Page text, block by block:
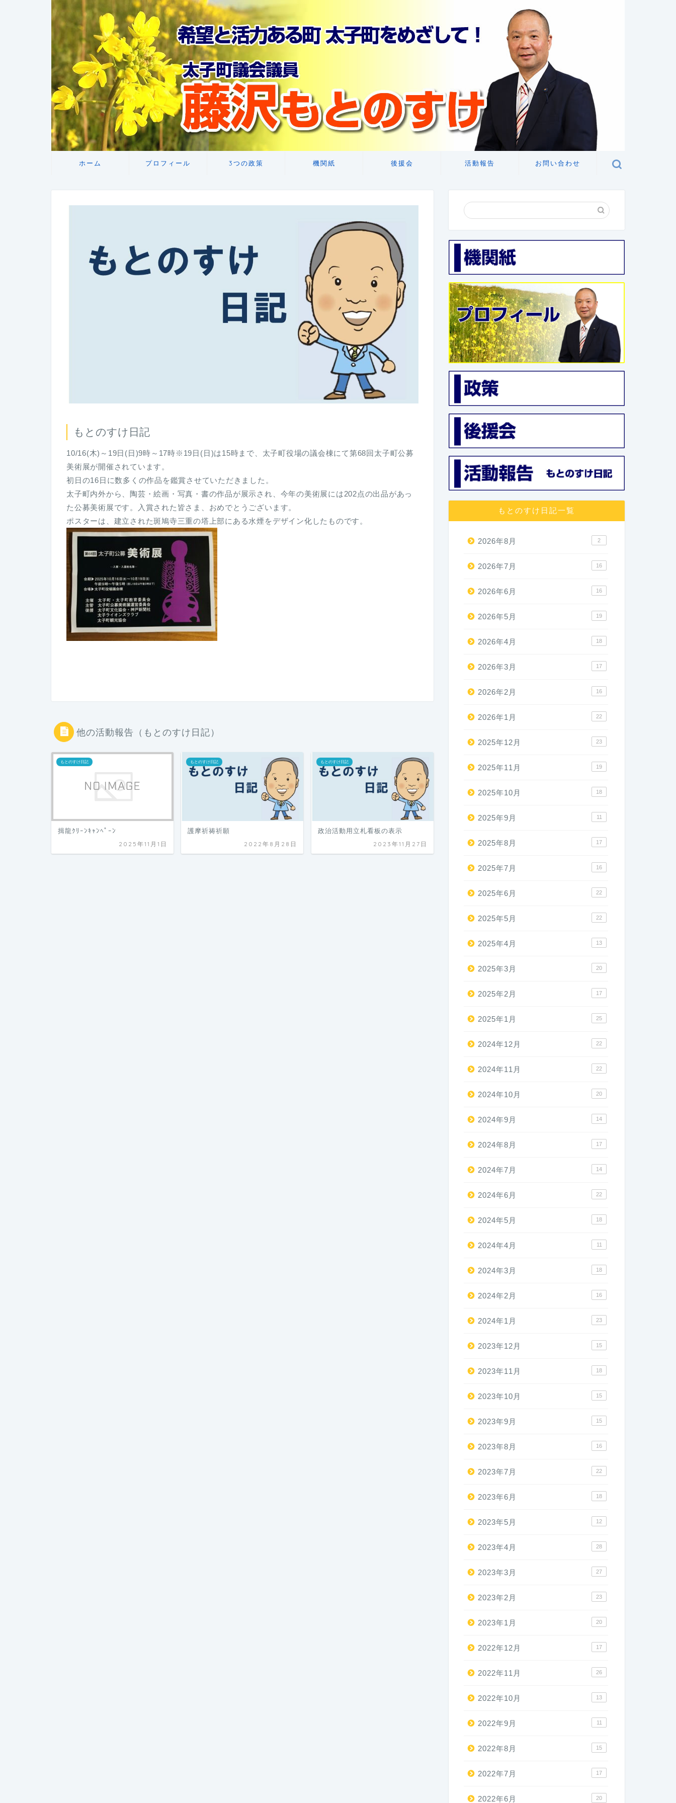
ホーム プロフィール 3つの政策 機関紙 後援会 活動報告 お問い合わせ
もとのすけ日記
10/16(木)～19日(日)9時～17時※19日(日)は15時まで、太子町役場の議会棟にて第68回太子町公募
美術展が開催されています。
初日の16日に数多くの作品を鑑賞させていただきました。
太子町内外から、陶芸・絵画・写真・書の作品が展示され、今年の美術展には202点の出品があっ
た公募美術展です。入賞された皆さま、おめでとうございます。
ポスターは、建立された斑鳩寺三重の塔上部にある水煙をデザイン化したものです。
他の活動報告（もとのすけ日記）
もとのすけ日記
揖龍ｸﾘｰﾝｷｬﾝﾍﾟｰﾝ
2025年11月1日
もとのすけ日記
護摩祈祷祈願
2022年8月28日
もとのすけ日記
政治活動用立札看板の表示
2023年11月27日
もとのすけ日記一覧
2026年8月 2
2026年7月 16
2026年6月 16
2026年5月 19
2026年4月 18
2026年3月 17
2026年2月 16
2026年1月 22
2025年12月 23
2025年11月 19
2025年10月 18
2025年9月 11
2025年8月 17
2025年7月 16
2025年6月 22
2025年5月 22
2025年4月 13
2025年3月 20
2025年2月 17
2025年1月 25
2024年12月 22
2024年11月 22
2024年10月 20
2024年9月 14
2024年8月 17
2024年7月 14
2024年6月 22
2024年5月 18
2024年4月 11
2024年3月 18
2024年2月 16
2024年1月 23
2023年12月 15
2023年11月 18
2023年10月 15
2023年9月 15
2023年8月 16
2023年7月 22
2023年6月 18
2023年5月 12
2023年4月 28
2023年3月 27
2023年2月 23
2023年1月 20
2022年12月 17
2022年11月 26
2022年10月 13
2022年9月 11
2022年8月 15
2022年7月 17
2022年6月 20